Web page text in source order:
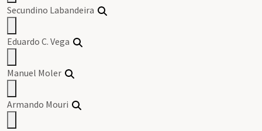
Secundino Labandeira
Eduardo C. Vega
Manuel Moler
Armando Mouri